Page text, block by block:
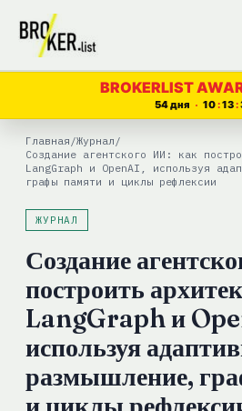
Перейти
содержимому
BROKERLIST
54 дня 10 13
Главная /Журнал /
Создание агентского ИИ: как
LangGraph и OpenAI, используя
графы памяти и циклы рефлексии
ЖУРНАЛ
Создание
построить
LangGraph и
используя
размышление,